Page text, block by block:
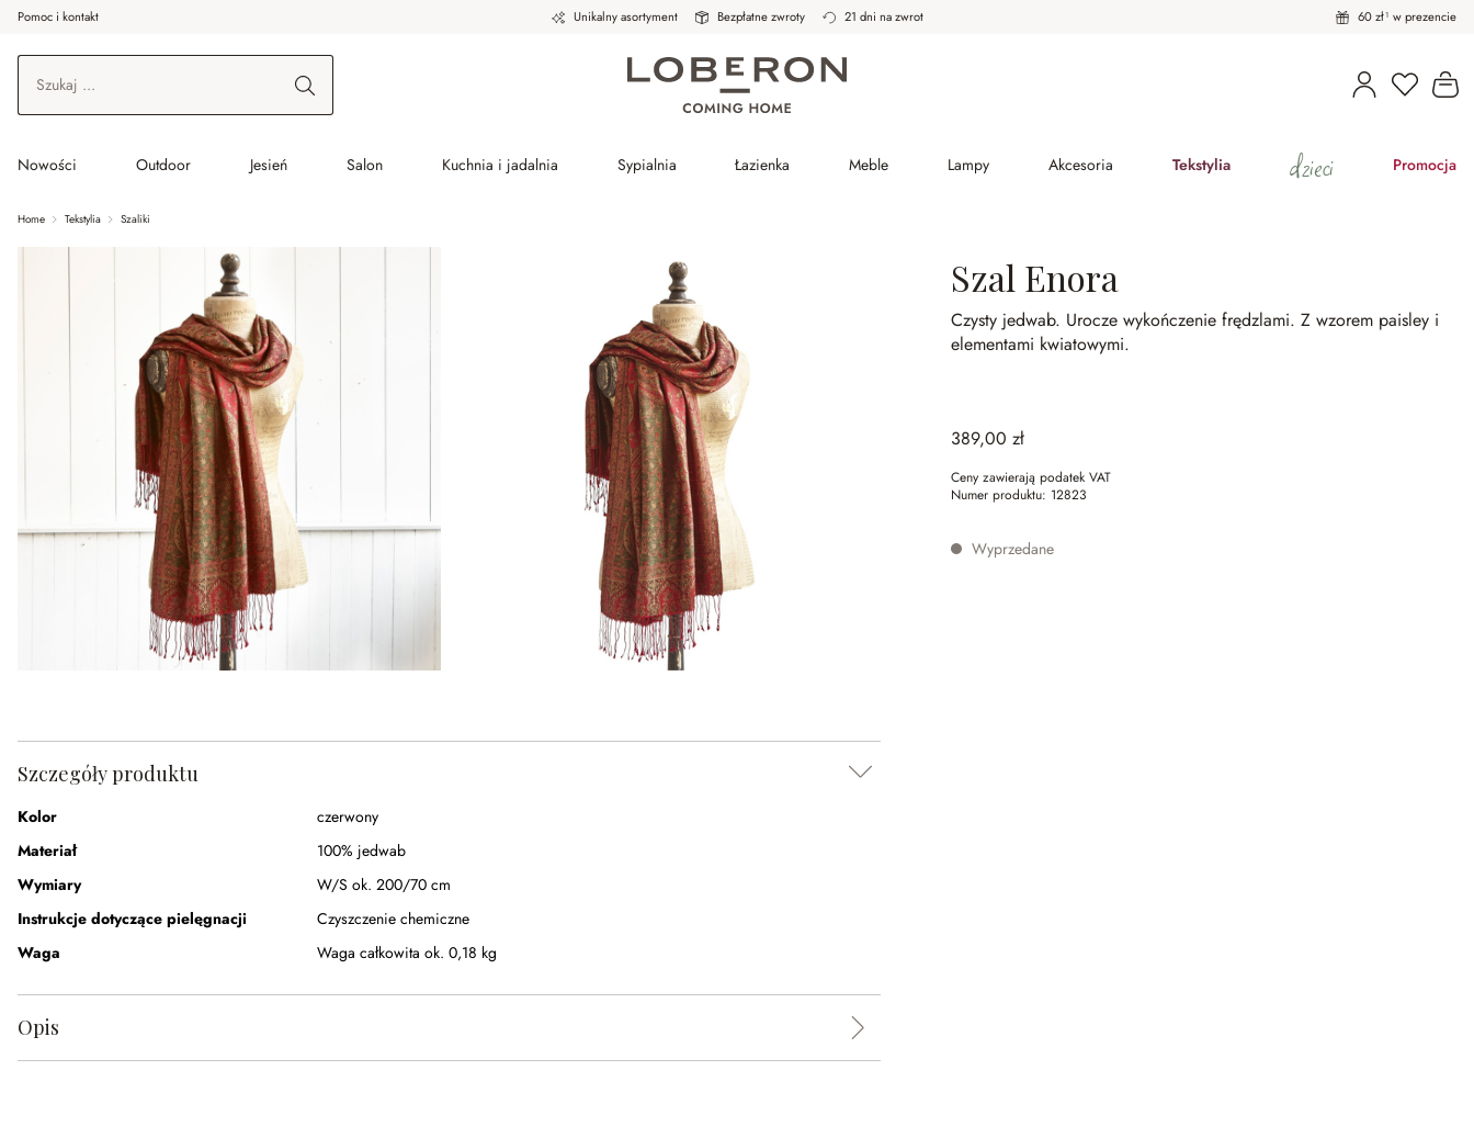
do wątku głównego
Przejdź do wyszukiwania
Przejdź do głównej nawigacji
Pomoc i kontakt Unikalny asortyment Bezpłatne zwroty 21 dni na zwrot 60 zł¹ w prezencie
Masz
Nowości Outdoor Jesień Salon Kuchnia i jadalnia Sypialnia Łazienka Meble Lampy Akcesoria Tekstylia dzieci Promocja
Home Tekstylia Szaliki
Szal Enora
Czysty jedwab. Urocze wykończenie frędzlami.Z wzorem paisley i
elementami kwiatowymi.
389,00 zł
Ceny zawierają podatek VAT
Numer produktu: 12823
Wyprzedane
Szczegóły produktu
Kolor
czerwony
Materiał
100% jedwab
Wymiary
W/S ok. 200/70 cm
Instrukcje dotyczące pielęgnacji
Czyszczenie chemiczne
Waga
Waga całkowita ok. 0,18 kg
Opis